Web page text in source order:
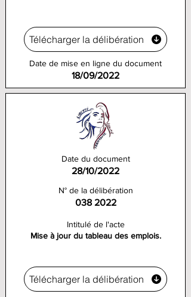
Télécharger la délibération
Date de mise en ligne du document
18/09/2022
Date du document
28/10/2022
N° de la délibération
038 2022
Intitulé de l'acte
Mise à jour du tableau des emplois.
Télécharger la délibération